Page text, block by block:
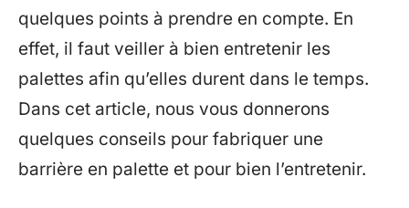
quelques points à prendre en compte. En
effet, il faut veiller à bien entretenir les
palettes afin qu’elles durent dans le temps.
Dans cet article, nous vous donnerons
quelques conseils pour fabriquer une
barrière en palette et pour bien l’entretenir.